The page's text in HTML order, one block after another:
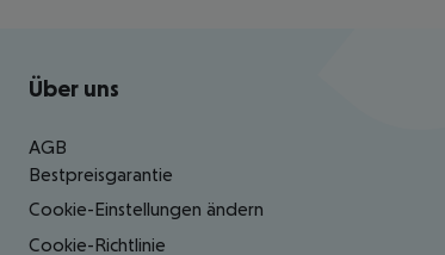
Footer navigation
Über uns
AGB
Bestpreisgarantie
Cookie-Einstellungen ändern
Cookie-Richtlinie